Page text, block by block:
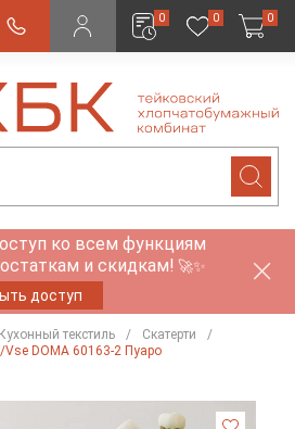
0 0 0
ко всем функциям
и скидкам! 🚀✨
доступ
Кухонный текстиль
Скатерти
DOMA 60163-2 Пуаро